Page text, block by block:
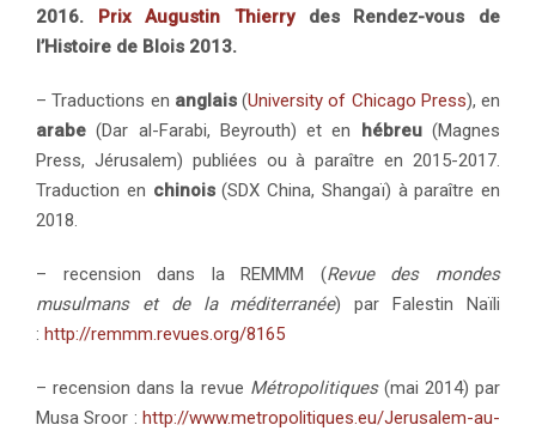
2016. Prix Augustin Thierrydes Rendez-vous de
l’Histoire de Blois 2013.
– Traductions en anglais(University of Chicago Press), en
arabe (Dar al-Farabi, Beyrouth) et en hébreu(Magnes
Press, Jérusalem) publiées ou à paraître en 2015-2017.
Traduction en chinois(SDX China, Shangaï) à paraître en
2018.
– recension dans la REMMM (Revue des mondes
musulmans et de la méditerranée) par Falestin Naïli
: http://remmm.revues.org/8165
– recension dans la revue Métropolitiques(mai 2014) par
Musa Sroor : http://www.metropolitiques.eu/Jerusalem-au-